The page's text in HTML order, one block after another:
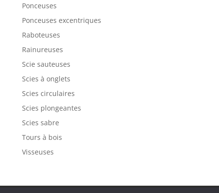
Ponceuses
Ponceuses excentriques
Raboteuses
Rainureuses
Scie sauteuses
Scies à onglets
Scies circulaires
Scies plongeantes
Scies sabre
Tours à bois
Visseuses